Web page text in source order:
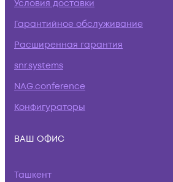
Условия доставки
Гарантийное обслуживание
Расширенная гарантия
snr.systems
NAG.conference
Конфигураторы
ВАШ ОФИС
Ташкент